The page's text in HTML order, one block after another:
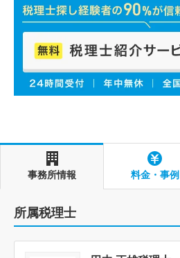
事務所情報 料金・事例
所属税理士